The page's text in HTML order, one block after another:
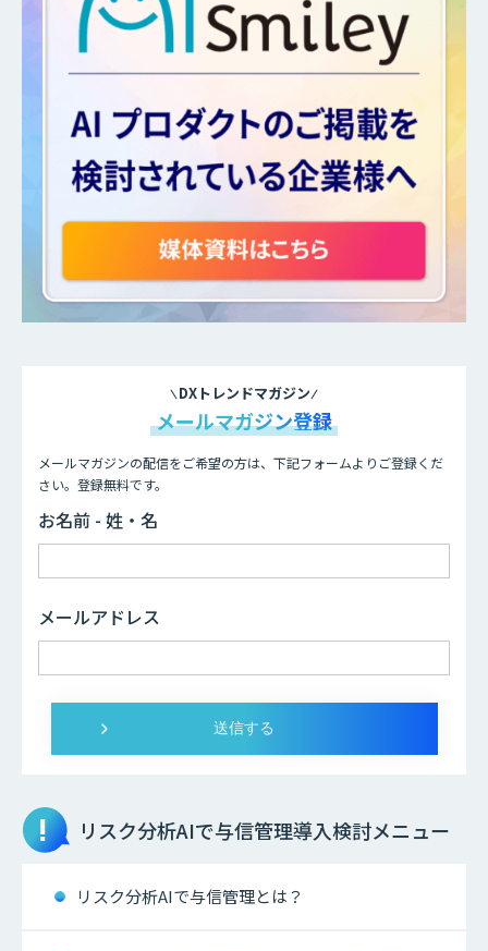
DXトレンドマガジン
メールマガジン登録
メールマガジンの配信をご希望の方は、下記フォームよりご登録くだ
さい。登録無料です。
お名前 - 姓・名
メールアドレス
リスク分析AIで与信管理導入検討メニュー
リスク分析AIで与信管理とは？